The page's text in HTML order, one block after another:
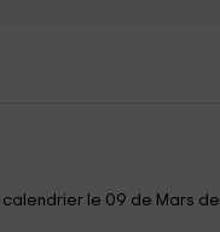
calendrier le 09 de Mars de